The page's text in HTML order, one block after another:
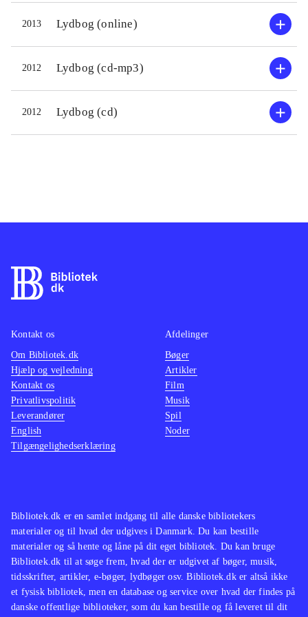
samfund fra 1830 og frem til
århundredskiftet. Det er et giftigt,
sort og bloddryppende indblik i,
hvordan frimurere, jesuitter og jøder
skiftevis bekriger hinanden, og
Norfolk, Iain Pears og måske Perez-
underholdning
Fantastisk, medrivende og på sin vis
grusom roman om 1800-tallets
til at forme historien
2013 Lydbog (online)
2012 Lydbog (cd-mp3)
2012 Lydbog (cd)
Bibliotek.dk er en samlet indgang til alle danske bibliotekers
materialer og til hvad der udgives i Danmark. Du kan bestille
materialer og så hente og låne på dit eget bibliotek. Du kan bruge
Bibliotek.dk til at søge frem, hvad der er udgivet af bøger, musik,
tidsskrifter, artikler, e-bøger, lydbøger osv. Bibliotek.dk er altså ikke
et fysisk bibliotek, men en database og service over hvad der findes på
danske offentlige biblioteker, som du kan bestille og få leveret til dit
Kontakt os
Om Bibliotek.dk
Hjælp og vejledning
Kontakt os
Privatlivspolitik
Leverandører
English
Tilgængelighedserklæring
Afdelinger
Bøger
Artikler
Film
Musik
Spil
Noder